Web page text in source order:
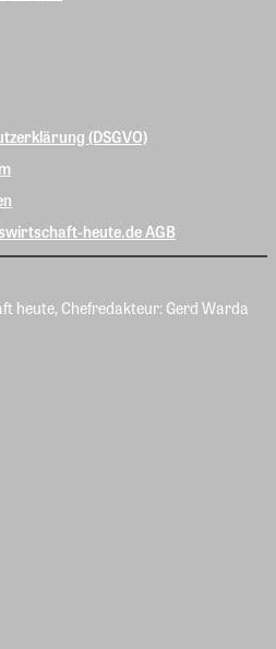
(DSGVO)
heute.de AGB
heute, Chefredakteur: Gerd Warda